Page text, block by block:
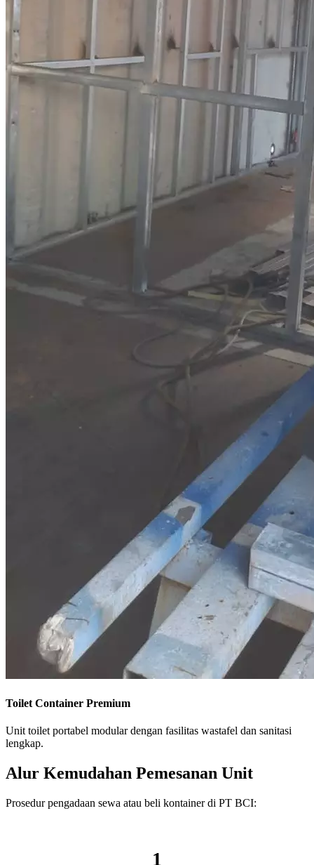
Toilet Container Premium
Unit toilet portabel modular dengan fasilitas wastafel dan sanitasi
lengkap.
Alur Kemudahan Pemesanan Unit
Prosedur pengadaan sewa atau beli kontainer di PT BCI:
1